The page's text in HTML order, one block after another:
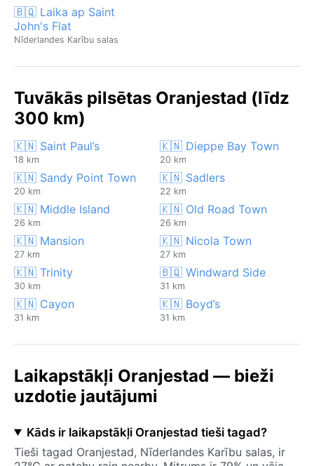
🇧🇶 Laika ap Saint
John's Flat
Nīderlandes Karību salas
Tuvākās pilsētas Oranjestad (līdz
300 km)
🇰🇳 Saint Paul’s
18 km
🇰🇳 Dieppe Bay Town
20 km
🇰🇳 Sandy Point Town
20 km
🇰🇳 Sadlers
22 km
🇰🇳 Middle Island
26 km
🇰🇳 Old Road Town
26 km
🇰🇳 Mansion
27 km
🇰🇳 Nicola Town
27 km
🇰🇳 Trinity
30 km
🇧🇶 Windward Side
31 km
🇰🇳 Cayon
31 km
🇰🇳 Boyd’s
31 km
Laikapstākļi Oranjestad — bieži
uzdotie jautājumi
Kāds ir laikapstākļi Oranjestad tieši tagad?
Tieši tagad Oranjestad, Nīderlandes Karību salas, ir